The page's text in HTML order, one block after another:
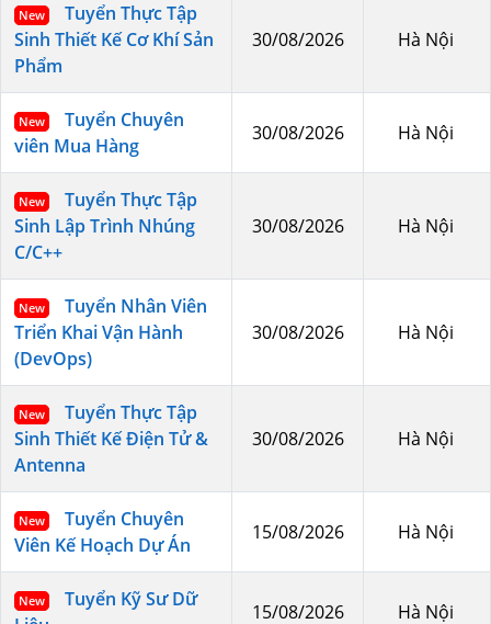
New
Tuyển Thực Tập
Sinh Thiết Kế Cơ Khí Sản
Phẩm
30/08/2026 Hà Nội
New
Tuyển Chuyên
viên Mua Hàng
30/08/2026 Hà Nội
New
Tuyển Thực Tập
Sinh Lập Trình Nhúng
C/C++
30/08/2026 Hà Nội
New
Tuyển Nhân Viên
Triển Khai Vận Hành
(DevOps)
30/08/2026 Hà Nội
New
Tuyển Thực Tập
Sinh Thiết Kế Điện Tử &
Antenna
30/08/2026 Hà Nội
New
Tuyển Chuyên
Viên Kế Hoạch Dự Án
15/08/2026 Hà Nội
New
Tuyển Kỹ Sư Dữ
15/08/2026 Hà Nội